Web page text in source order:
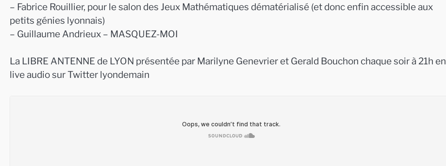
– Fabrice Rouillier, pour le salon des Jeux Mathématiques dématérialisé (et donc enfin accessible aux
petits génies lyonnais)
– Guillaume Andrieux – MASQUEZ-MOI
La LIBRE ANTENNE de LYON présentée par Marilyne Genevrier et Gerald Bouchon chaque soir à 21h en
live audio sur Twitter lyondemain